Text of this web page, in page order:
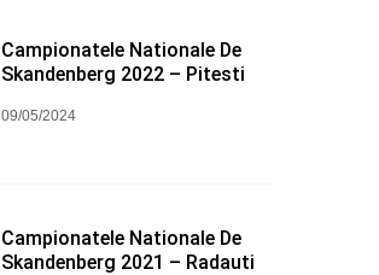
Campionatele Nationale De
Skandenberg 2022 – Pitesti
09/05/2024
Campionatele Nationale De
Skandenberg 2021 – Radauti